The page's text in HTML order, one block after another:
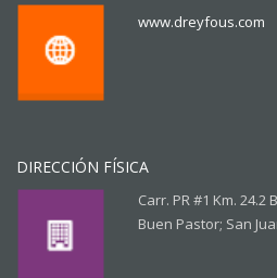
www.dreyfous.com
DIRECCIÓN FÍSICA
Carr. PR #1 Km.
Buen Pastor; San